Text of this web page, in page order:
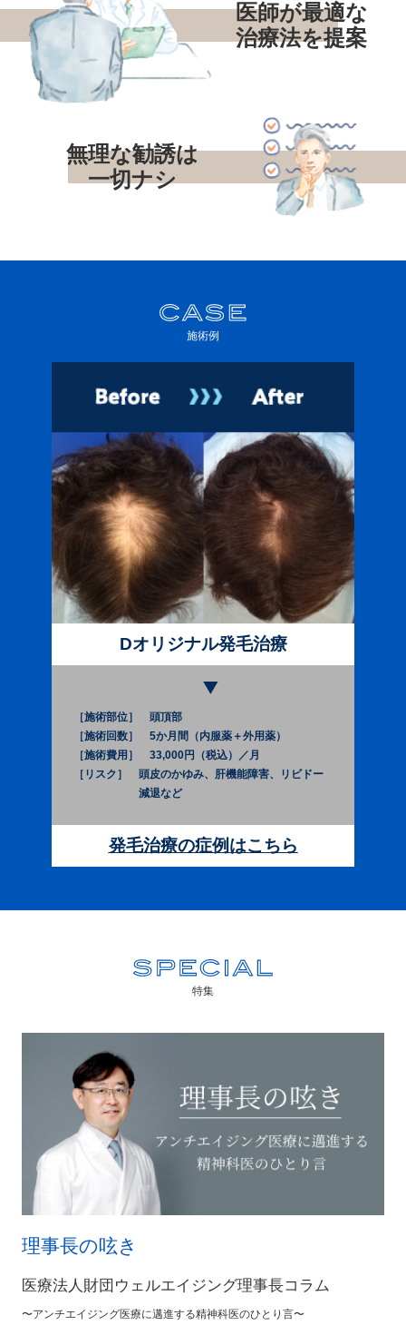
医師が最適な
治療法を提案
無理な勧誘は
一切ナシ
施術例
Dオリジナル発毛治療
［施術部位］
頭頂部
［施術回数］
5か月間（内服薬＋外用薬）
［施術費用］
33,000円（税込）／月
［リスク］
頭皮のかゆみ、肝機能障害、リビドー
減退など
発毛治療の症例はこちら
特集
理事長の呟き
医療法人財団ウェルエイジング理事長コラム
〜アンチエイジング医療に邁進する精神科医のひとり言〜